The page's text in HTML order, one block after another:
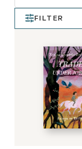
FILTER